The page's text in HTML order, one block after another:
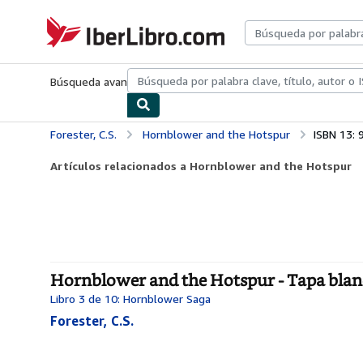
IberLibro.com
Búsqueda avanzadaColecciones Libros antiguosArte y
Forester, C.S. Hornblower and the Hotspur ISBN 13:
Artículos relacionados a Hornblower and the Hotspur
Hornblower and the Hotspur - Tapa
Libro 3 de 10: Hornblower Saga
Forester, C.S.